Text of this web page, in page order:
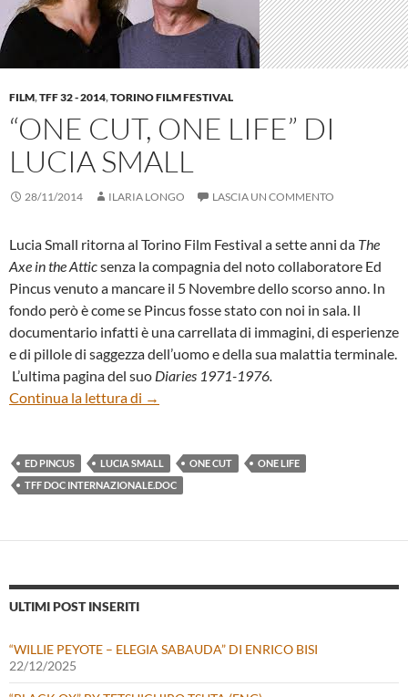
FILM,TFF 32 - 2014,TORINO FILM FESTIVAL
“ONE CUT, ONE LIFE” DI
LUCIA SMALL
28/11/2014 ILARIA LONGO LASCIA UN COMMENTO
Lucia Small ritorna al Torino Film Festival a sette anni da The
Axe in the Atticsenza la compagnia del noto collaboratore Ed
Pincus venuto a mancare il 5 Novembre dello scorso anno. In
fondo però è come se Pincus fosse stato con noi in sala. Il
documentario infatti è una carrellata di immagini, di esperienze
e di pillole di saggezza dell’uomo e della sua malattia terminale.
L’ultima pagina del suo Diaries 1971-1976.
Continua la lettura di “One Cut, One Life” di Lucia Small
→
ED PINCUS LUCIA SMALL ONE CUT
ONE LIFE
TFF DOC INTERNAZIONALE.DOC
ULTIMI POST INSERITI
“WILLIE PEYOTE – ELEGIA SABAUDA” DI ENRICO BISI
22/12/2025